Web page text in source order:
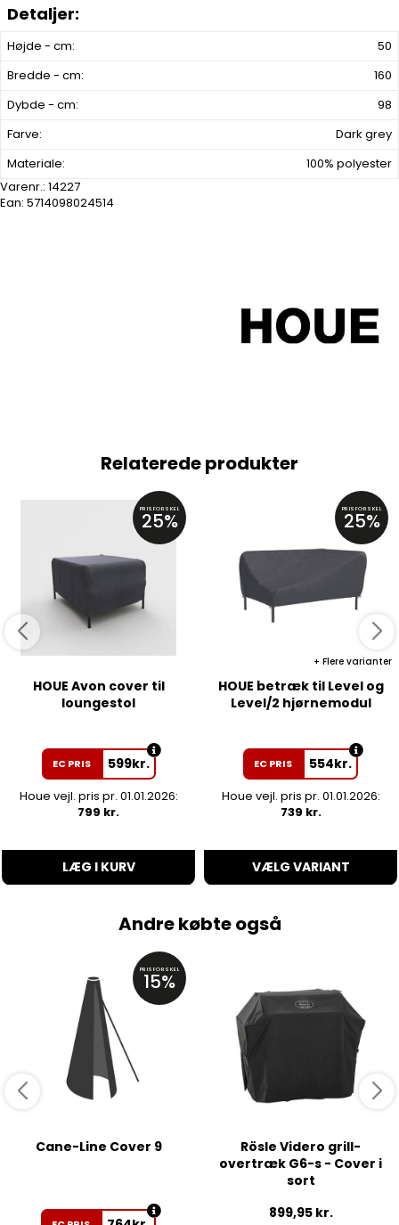
Højde - cm:
50
Bredde - cm:
160
Dybde - cm:
98
Farve:
Dark grey
Materiale:
100% polyester
Varenr.: 14227
Ean: 5714098024514
Relaterede produkter
PRISFORSKEL
25%
HOUE Avon cover til
loungestol
EC PRIS 599kr.
Houe vejl. pris pr. 01.01.2026:
799 kr.
LÆG I KURV
PRISFORSKEL
25%
Flere varianter
HOUE betræk til Level og
Level/2 hjørnemodul
EC PRIS 554kr.
Houe vejl. pris pr. 01.01.2026:
739 kr.
VÆLG VARIANT
Andre købte også
PRISFORSKEL
15%
Cane-Line Cover 9
Rösle Videro grill-
overtræk G6-s - Cover i
sort
899,95 kr.